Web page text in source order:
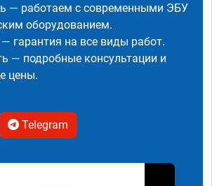
— работаем с современными ЭБУ
оборудованием.
гарантия на все виды работ.
— подробные консультации и
цены.
Telegram